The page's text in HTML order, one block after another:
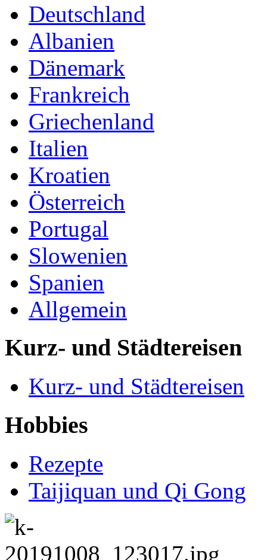
Deutschland
Albanien
Dänemark
Frankreich
Griechenland
Italien
Kroatien
Österreich
Portugal
Slowenien
Spanien
Allgemein
Kurz- und Städtereisen
Kurz- und Städtereisen
Hobbies
Rezepte
Taijiquan und Qi Gong